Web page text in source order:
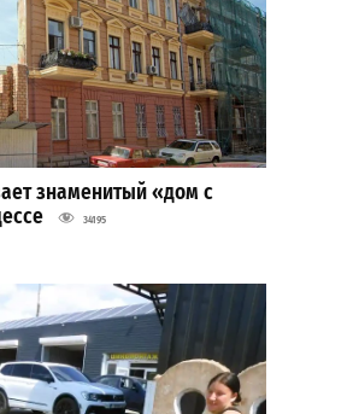
знаменитый «дом с
34195